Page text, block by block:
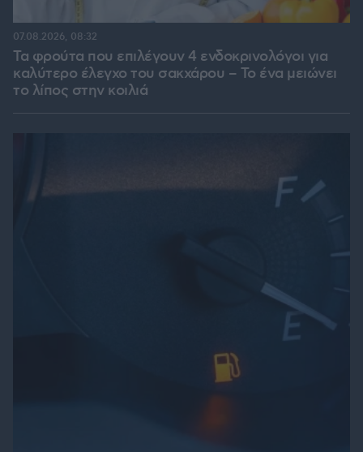
Τα φρούτα που επιλέγουν 4 ενδοκρινολόγοι για
καλύτερο έλεγχο του σακχάρου – Το ένα μειώνει
το λίπος στην κοιλιά
07.08.2026, 08:32